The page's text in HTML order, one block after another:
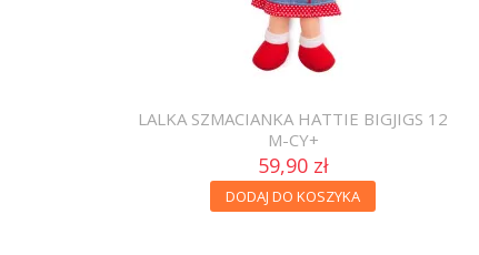
LALKA SZMACIANKA HATTIE BIGJIGS 12
M-CY+
59,90 zł
DODAJ DO KOSZYKA